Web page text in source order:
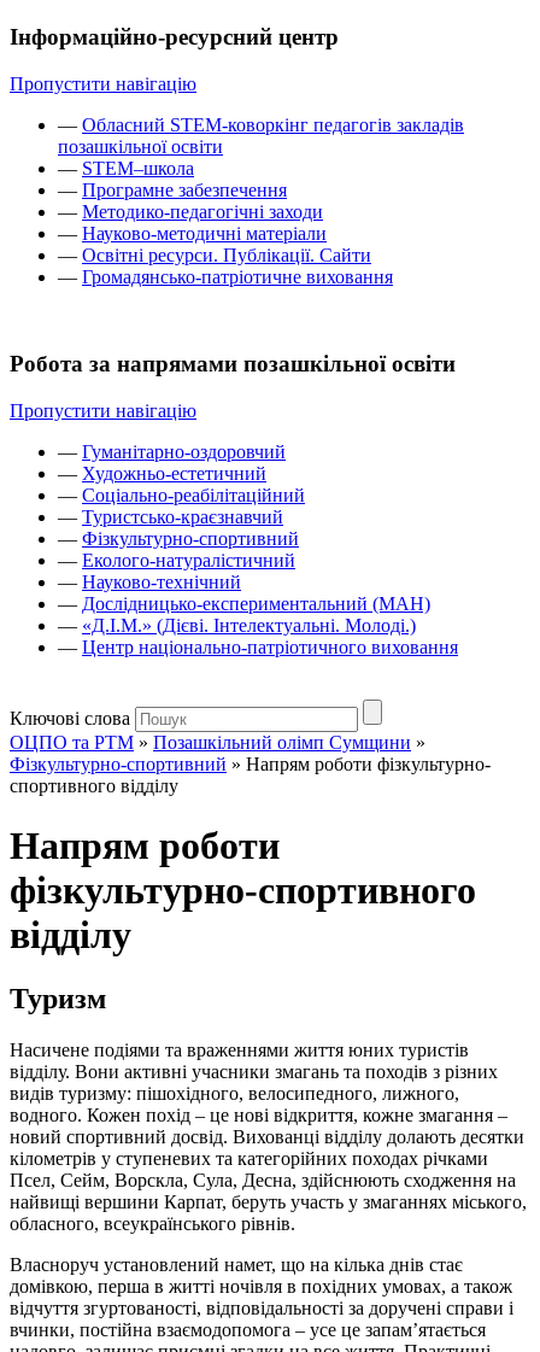
Інформаційно-ресурсний центр
Пропустити навігацію
— Обласний STEM-коворкінг педагогів закладів
позашкільної освіти
— STEM–школа
— Програмне забезпечення
— Методико-педагогічні заходи
— Науково-методичні матеріали
— Освітні ресурси. Публікації. Сайти
— Громадянсько-патріотичне виховання
Робота за напрямами позашкільної освіти
Пропустити навігацію
— Гуманітарно-оздоровчий
— Художньо-естетичний
— Соціально-реабілітаційний
— Туристсько-краєзнавчий
— Фізкультурно-спортивний
— Еколого-натуралістичний
— Науково-технічний
— Дослідницько-експериментальний (МАН)
— «Д.І.М.» (Дієві. Інтелектуальні. Молоді.)
— Центр національно-патріотичного виховання
Ключові слова
ОЦПО та РТМ » Позашкільний олімп Сумщини »
Фізкультурно-спортивний » Напрям роботи фізкультурно-
спортивного відділу
Напрям роботи
фізкультурно-спортивного
відділу
Туризм
Насичене подіями та враженнями життя юних туристів
відділу. Вони активні учасники змагань та походів з різних
видів туризму: пішохідного, велосипедного, лижного,
водного. Кожен похід – це нові відкриття, кожне змагання –
новий спортивний досвід. Вихованці відділу долають десятки
кілометрів у ступеневих та категорійних походах річками
Псел, Сейм, Ворскла, Сула, Десна, здійснюють сходження на
найвищі вершини Карпат, беруть участь у змаганнях міського,
обласного, всеукраїнського рівнів.
Власноруч установлений намет, що на кілька днів стає
домівкою, перша в житті ночівля в похідних умовах, а також
відчуття згуртованості, відповідальності за доручені справи і
вчинки, постійна взаємодопомога – усе це запам’ятається